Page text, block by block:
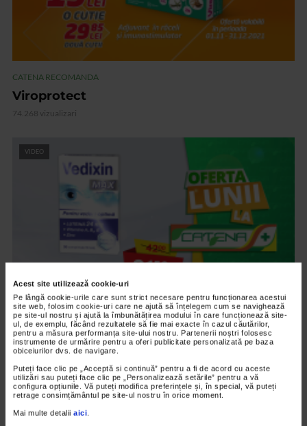
Acest site utilizează cookie-uri
Pe lângă cookie-urile care sunt strict necesare pentru funcționarea acestui
site web, folosim cookie-uri care ne ajută să înțelegem cum se navighează
pe site-ul nostru și ajută la îmbunătățirea modului în care funcționează site-
ul, de exemplu, făcând rezultatele să fie mai exacte în cazul căutărilor,
pentru a măsura performanța site-ului nostru. Partenerii noștri folosesc
instrumente de urmărire pentru a oferi publicitate personalizată pe baza
obiceiurilor dvs. de navigare.
Puteți face clic pe „Acceptă si continuă” pentru a fi de acord cu aceste
utilizări sau puteți face clic pe „Personalizează setările” pentru a vă
configura opțiunile. Vă puteți modifica preferințele și, în special, vă puteți
retrage consimțământul pe site-ul nostru în orice moment.
Mai multe detalii aici.
CATENA RECOMANDA
Viroprotect
74.268 vizualizari
VIDEO
CATENA RECOMANDA
Vedixin Max
101.796 vizualizari
VIDEO